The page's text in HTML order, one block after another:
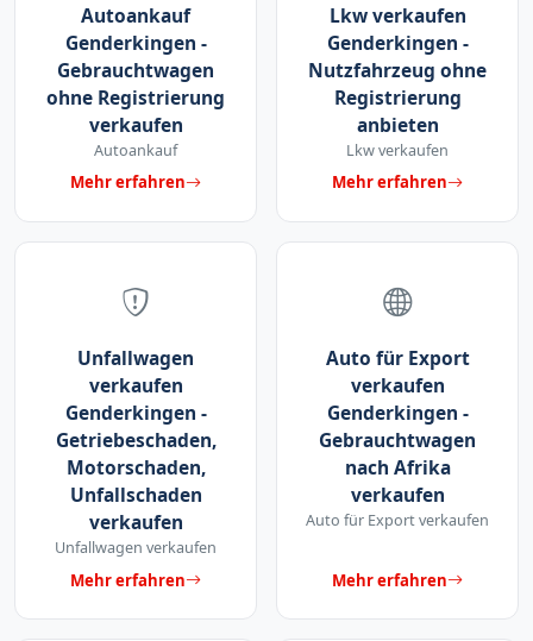
Autoankauf
Genderkingen -
Gebrauchtwagen
ohne Registrierung
verkaufen
Autoankauf
Mehr erfahren
Lkw verkaufen
Genderkingen -
Nutzfahrzeug ohne
Registrierung
anbieten
Lkw verkaufen
Mehr erfahren
Unfallwagen
verkaufen
Genderkingen -
Getriebeschaden,
Motorschaden,
Unfallschaden
verkaufen
Unfallwagen verkaufen
Mehr erfahren
Auto für Export
verkaufen
Genderkingen -
Gebrauchtwagen
nach Afrika
verkaufen
Auto für Export verkaufen
Mehr erfahren